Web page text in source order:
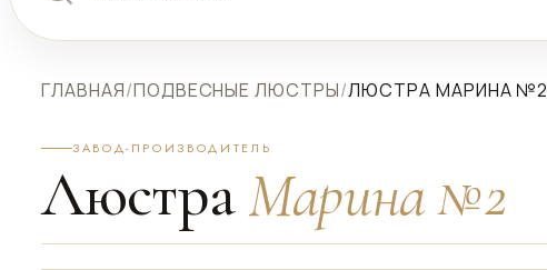
ГЛАВНАЯ/ПОДВЕСНЫЕ ЛЮСТРЫ/ЛЮСТРА МАРИНА №2
ЗАВОД-ПРОИЗВОДИТЕЛЬ
ЛюстраМарина №2
ПРИБЛИЗИТЬ